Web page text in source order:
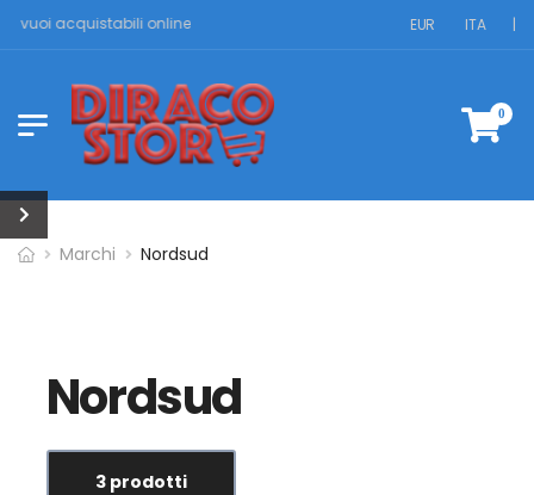
vuoi acquistabili online EUR ITA |
0
Marchi Nordsud
Nordsud
3 prodotti